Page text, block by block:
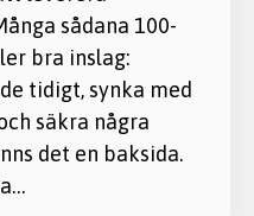
sådana 100-
bra inslag:
tidigt, synka med
säkra några
det en baksida.